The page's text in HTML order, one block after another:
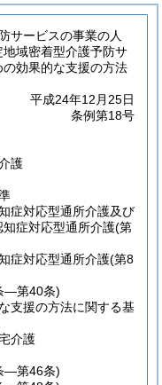
サービスの事業の人
域密着型介護予防サ
効果的な支援の方法
平成24年12月25日
条例第18号
護
症対応型通所介護及び
症対応型通所介護(第
症対応型通所介護(第8
―第40条)
支援の方法に関する基
介護
―第46条)